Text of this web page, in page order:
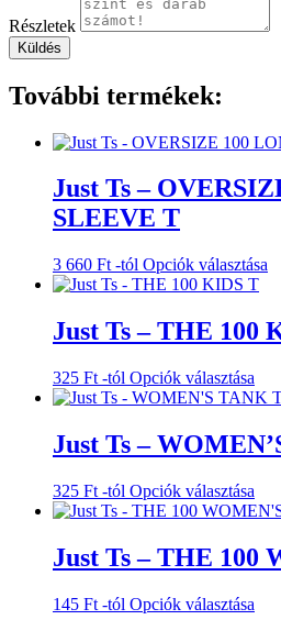
Részletek
Küldés
További termékek:
Just Ts –
SLEEVE T
3 660 Ft -tól Opciók választása
Just Ts – THE 100
325 Ft -tól Opciók választása
a
A
Just Ts –
325 Ft -tól Opciók választása
a
A
Just Ts – THE 100
145 Ft -tól Opciók választása